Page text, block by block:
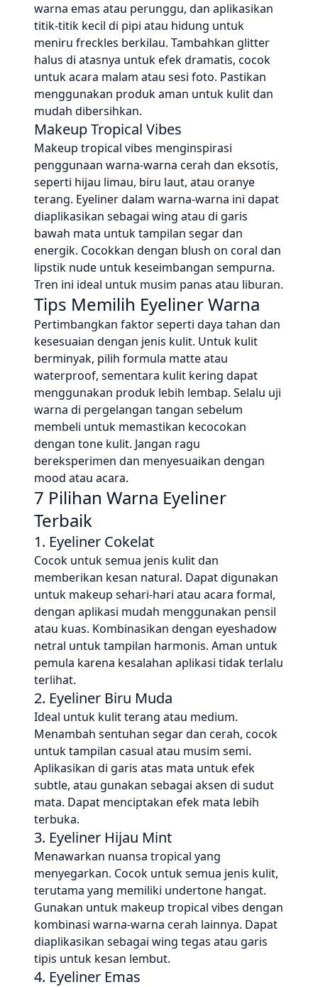
warna emas atau perunggu, dan aplikasikan
titik-titik kecil di pipi atau hidung untuk
meniru freckles berkilau. Tambahkan glitter
halus di atasnya untuk efek dramatis, cocok
untuk acara malam atau sesi foto. Pastikan
menggunakan produk aman untuk kulit dan
mudah dibersihkan.
Makeup Tropical Vibes
Makeup tropical vibes menginspirasi
penggunaan warna-warna cerah dan eksotis,
seperti hijau limau, biru laut, atau oranye
terang. Eyeliner dalam warna-warna ini dapat
diaplikasikan sebagai wing atau di garis
bawah mata untuk tampilan segar dan
energik. Cocokkan dengan blush on coral dan
lipstik nude untuk keseimbangan sempurna.
Tren ini ideal untuk musim panas atau liburan.
Tips Memilih Eyeliner Warna
Pertimbangkan faktor seperti daya tahan dan
kesesuaian dengan jenis kulit. Untuk kulit
berminyak, pilih formula matte atau
waterproof, sementara kulit kering dapat
menggunakan produk lebih lembap. Selalu uji
warna di pergelangan tangan sebelum
membeli untuk memastikan kecocokan
dengan tone kulit. Jangan ragu
bereksperimen dan menyesuaikan dengan
mood atau acara.
7 Pilihan Warna Eyeliner
Terbaik
1. Eyeliner Cokelat
Cocok untuk semua jenis kulit dan
memberikan kesan natural. Dapat digunakan
untuk makeup sehari-hari atau acara formal,
dengan aplikasi mudah menggunakan pensil
atau kuas. Kombinasikan dengan eyeshadow
netral untuk tampilan harmonis. Aman untuk
pemula karena kesalahan aplikasi tidak terlalu
terlihat.
2. Eyeliner Biru Muda
Ideal untuk kulit terang atau medium.
Menambah sentuhan segar dan cerah, cocok
untuk tampilan casual atau musim semi.
Aplikasikan di garis atas mata untuk efek
subtle, atau gunakan sebagai aksen di sudut
mata. Dapat menciptakan efek mata lebih
terbuka.
3. Eyeliner Hijau Mint
Menawarkan nuansa tropical yang
menyegarkan. Cocok untuk semua jenis kulit,
terutama yang memiliki undertone hangat.
Gunakan untuk makeup tropical vibes dengan
kombinasi warna-warna cerah lainnya. Dapat
diaplikasikan sebagai wing tegas atau garis
tipis untuk kesan lembut.
4. Eyeliner Emas